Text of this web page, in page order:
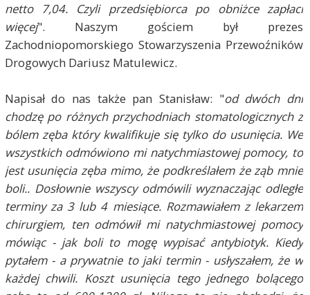
netto 7,04. Czyli przedsiębiorca po obniżce zapłaci
więcej". Naszym gościem był prezes
Zachodniopomorskiego Stowarzyszenia Przewoźników
Drogowych Dariusz Matulewicz.
Napisał do nas także pan Stanisław: "od dwóch dni
chodzę po różnych przychodniach stomatologicznych z
bólem zęba który kwalifikuje się tylko do usunięcia. We
wszystkich odmówiono mi natychmiastowej pomocy, to
jest usunięcia zęba mimo, że podkreślałem że ząb mnie
boli.. Dosłownie wszyscy odmówili wyznaczając odległe
terminy za 3 lub 4 miesiące. Rozmawiałem z lekarzem
chirurgiem, ten odmówił mi natychmiastowej pomocy
mówiąc - jak boli to mogę wypisać antybiotyk. Kiedy
pytałem - a prywatnie to jaki termin - usłyszałem, że w
każdej chwili. Koszt usunięcia tego jednego bolącego